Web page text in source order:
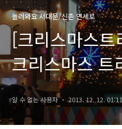
놀러와요 서대문/신촌 연세로
[크리스마스
크리스마스 트
다녀와서~^^
알 수 없는 사용자 2013. 12. 12. 01:11